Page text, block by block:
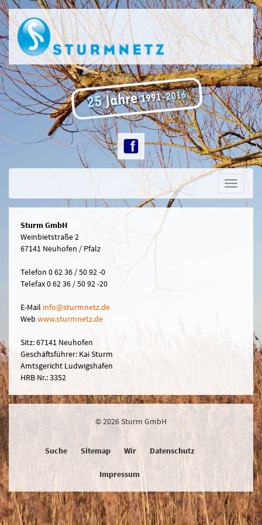
Toggle
Sturm GmbH
Weinbietstraße 2
67141 Neuhofen / Pfalz
Telefon 0 62 36 / 50 92 -0
Telefax 0 62 36 / 50 92 -20
E-Mail info@sturmnetz.de
Web www.sturmnetz.de
Sitz: 67141 Neuhofen
Geschäftsführer: Kai Sturm
Amtsgericht Ludwigshafen
HRB Nr.: 3352
© 2026 Sturm GmbH
Suche Sitemap Wir Datenschutz
Impressum